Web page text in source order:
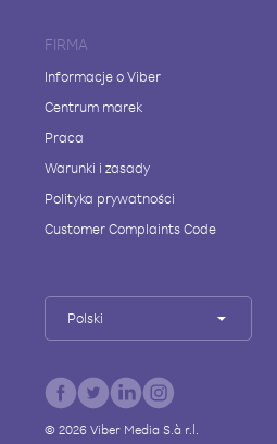
FIRMA
Informacje o Viber
Centrum marek
Praca
Warunki i zasady
Polityka prywatności
Customer Complaints Code
Polski
© 2026Viber Media S.à r.l.